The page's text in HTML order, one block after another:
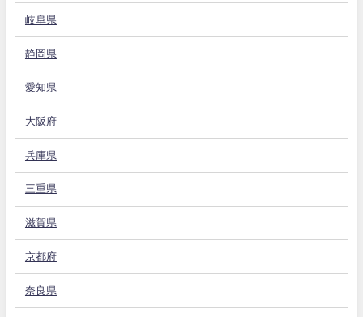
岐阜県
静岡県
愛知県
大阪府
兵庫県
三重県
滋賀県
京都府
奈良県